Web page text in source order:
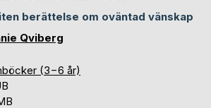
berättelse om oväntad vänskap
Qviberg
(3−6 år)